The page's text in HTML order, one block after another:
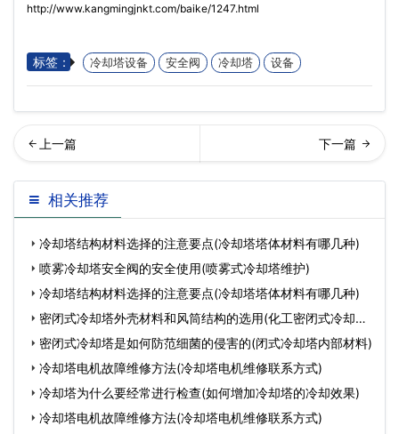
http://www.kangmingjnkt.com/baike/1247.html
标签： 冷却塔设备 安全阀 冷却塔 设备
闭式冷却塔整机和配件的保
养技巧(密闭式冷却塔…
却塔循环水泵电机烧坏原因
(风冷塔循环水泵为什
相关推荐
冷却塔结构材料选择的注意要点(冷却塔塔体材料有哪几种)
喷雾冷却塔安全阀的安全使用(喷雾式冷却塔维护)
冷却塔结构材料选择的注意要点(冷却塔塔体材料有哪几种)
密闭式冷却塔外壳材料和风筒结构的选用(化工密闭式冷却塔
定 密闭式冷却塔是如何防范细菌的侵害的(闭式冷却塔内部材料)
冷却塔电机故障维修方法(冷却塔电机维修联系方式)
冷却塔为什么要经常进行检查(如何增加冷却塔的冷却效果)
冷却塔电机故障维修方法(冷却塔电机维修联系方式)